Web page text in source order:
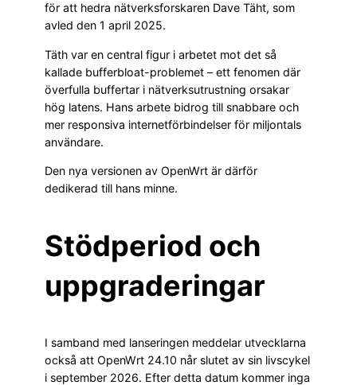
för att hedra nätverksforskaren Dave Täht, som
avled den 1 april 2025.
Täth var en central figur i arbetet mot det så
kallade bufferbloat-problemet – ett fenomen där
överfulla buffertar i nätverksutrustning orsakar
hög latens. Hans arbete bidrog till snabbare och
mer responsiva internetförbindelser för miljontals
användare.
Den nya versionen av OpenWrt är därför
dedikerad till hans minne.
Stödperiod och
uppgraderingar
I samband med lanseringen meddelar utvecklarna
också att OpenWrt 24.10 når slutet av sin livscykel
i september 2026. Efter detta datum kommer inga